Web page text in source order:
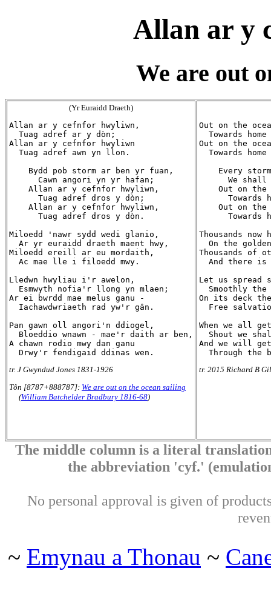
Allan ar y
We are out
(Yr Euraidd Draeth)
Allan ar y cefnfor hwyliwn,
  Tuag adref ar y dòn;
Allan ar y cefnfor hwyliwn
  Tuag adref awn yn llon.
    Bydd pob storm ar ben yr fuan,
      Cawn angori yn yr hafan;
    Allan ar y cefnfor hwyliwn,
      Tuag adref dros y dòn;
    Allan ar y cefnfor hwyliwn,
      Tuag adref dros y dòn.
Miloedd 'nawr sydd wedi glanio,
  Ar yr euraidd draeth maent hwy,
Miloedd ereill ar eu mordaith,
  Ac mae lle i filoedd mwy.
Lledwn hwyliau i'r awelon,
  Esmwyth nofia'r llong yn mlaen;
Ar ei bwrdd mae melus ganu -
  Iachawdwriaeth rad yw'r gân.
Pan gawn oll angori'n ddiogel,
  Bloeddio wnawn - mae'r daith ar ben,
A chawn rodio mwy dan ganu
tr. J Gwyndud Jones 1831-1926
Tôn [8787+888787]: We are out on the ocean sailing
(William Batchelder Bradbury 1816-68)
Out on the
Towards home
Out on the
Towards home
Every
We shall
Out on the
Towards
Out on the
Towards
Thousands now
On the
Thousands of
And there is
Let us spread
Smoothly the
On its deck
Free
When we all
Shout we
And we will
tr. 2015 Richard B
The middle column is a literal
the abbreviation 'cyf.'
No personal approval is given of
~ Emynau a Thonau ~